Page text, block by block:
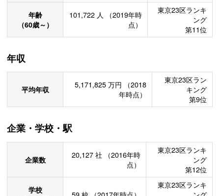
年齢
（60歳～）
101,722 人
（2019年時
点）
東京23区ランキ
ング
第11位
年収
平均年収 5,171,825 万円
（2018
年時点）
東京23区ラン
キング
第9位
企業・学校・駅
企業数 20,127 社
（2016年時
点）
東京23区ランキ
ング
第12位
学校
東京23区ランキ